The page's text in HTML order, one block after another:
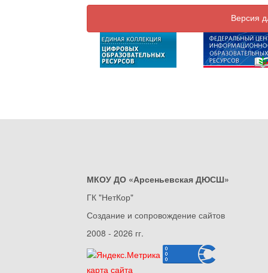
Версия
МКОУ ДО «Арсеньевская ДЮСШ»
ГК "НетКор"
Создание и сопровождение сайтов
2008 - 2026 гг.
карта сайта